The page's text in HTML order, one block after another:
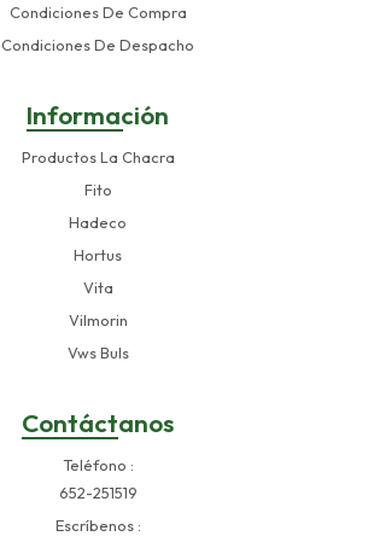
Condiciones De Compra
Condiciones De Despacho
Información
Productos La Chacra
Fito
Hadeco
Hortus
Vita
Vilmorin
Vws Buls
Contáctanos
Teléfono
652-251519
Escríbenos